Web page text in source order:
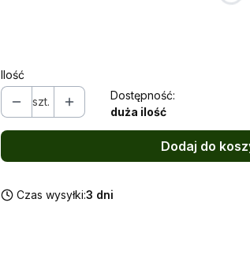
Ilość
szt.
Dostępność:
duża ilość
Dodaj do
Czas wysyłki:3 dni